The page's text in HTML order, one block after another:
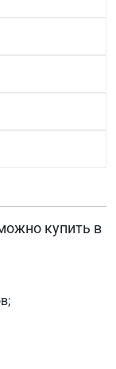
купить в